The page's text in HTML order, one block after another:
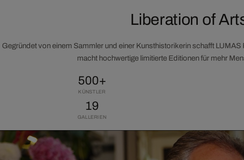
Liberation of
Gegründet von einem Sammler und einer Kunsthistorikerin schafft LUMAS
macht hochwertige limitierte Editionen für mehr
500+
KÜNSTLER
19
GALLERIEN